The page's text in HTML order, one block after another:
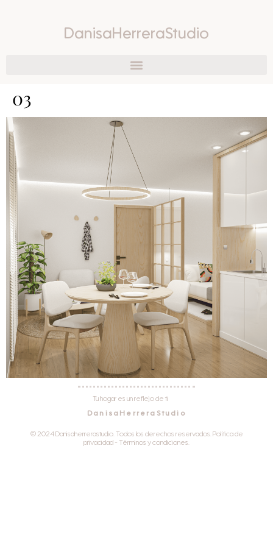
DanisaHerreraStudio
03
Tu hogar es un reflejo de ti
DanisaHerreraStudio
© 2024 Danisaherrerastudio. Todos los derechos reservados. Política de
privacidad - Términos y condiciones.